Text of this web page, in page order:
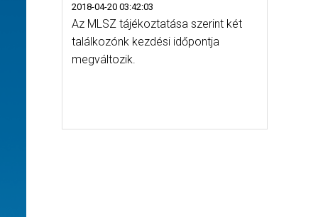
2018-04-20 03:42:03
Az MLSZ tájékoztatása szerint két
találkozónk kezdési időpontja
megváltozik.